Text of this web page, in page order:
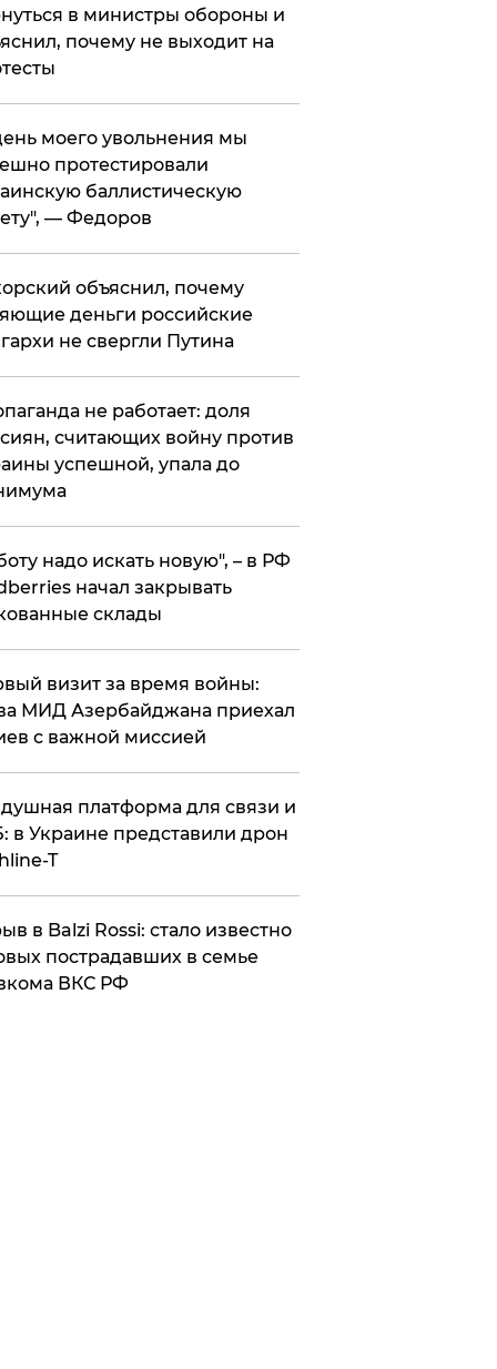
в министры обороны и
почему не выходит на
моего увольнения мы
протестировали
баллистическую
— Федоров
объяснил, почему
деньги российские
не свергли Путина
не работает: доля
считающих войну против
успешной, упала до
надо искать новую", – в РФ
начал закрывать
склады
визит за время войны:
МИД Азербайджана приехал
с важной миссией
платформа для связи и
в Украине представили дрон
T
в Balzi Rossi: стало известно
пострадавших в семье
ВКС РФ